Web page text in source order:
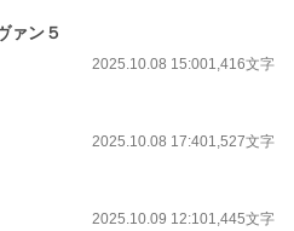
ン５
2025.10.08 15:001,416文字
2025.10.08 17:401,527文字
2025.10.09 12:101,445文字